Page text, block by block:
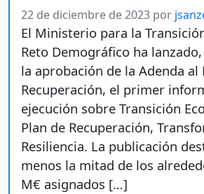
22 de diciembre de 2023 por
El Ministerio para la
Reto Demográfico ha
la aprobación de la Adenda al
Recuperación, el primer
ejecución sobre Transición
Plan de Recuperación,
Resiliencia. La publicación
menos la mitad de los
M€ asignados […]